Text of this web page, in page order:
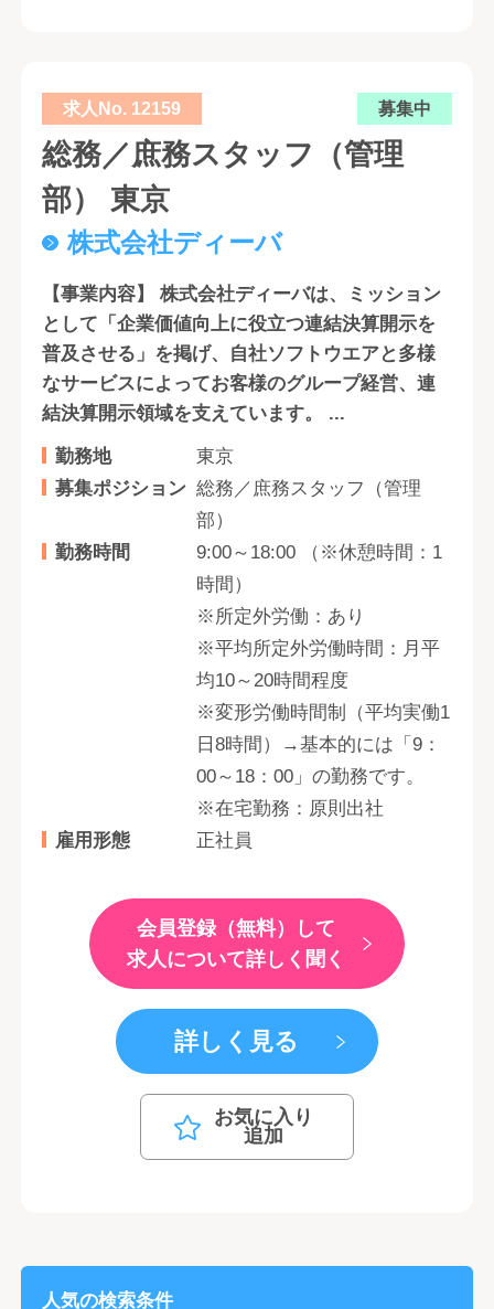
求人No. 12159 募集中
総務／庶務スタッフ（管理
部） 東京
株式会社ディーバ
【事業内容】 株式会社ディーバは、ミッション
として「企業価値向上に役立つ連結決算開示を
普及させる」を掲げ、自社ソフトウエアと多様
なサービスによってお客様のグループ経営、連
結決算開示領域を支えています。 ...
勤務地
東京
募集ポジション 総務／庶務スタッフ（管理
部）
勤務時間
9:00～18:00 （※休憩時間：1
時間）
※所定外労働：あり
※平均所定外労働時間：月平
均10～20時間程度
※変形労働時間制（平均実働1
日8時間）→基本的には「9：
00～18：00」の勤務です。
※在宅勤務：原則出社
雇用形態
正社員
会員登録（無料）して
求人について詳しく聞く
詳しく見る
お気に入り
追加
人気の検索条件